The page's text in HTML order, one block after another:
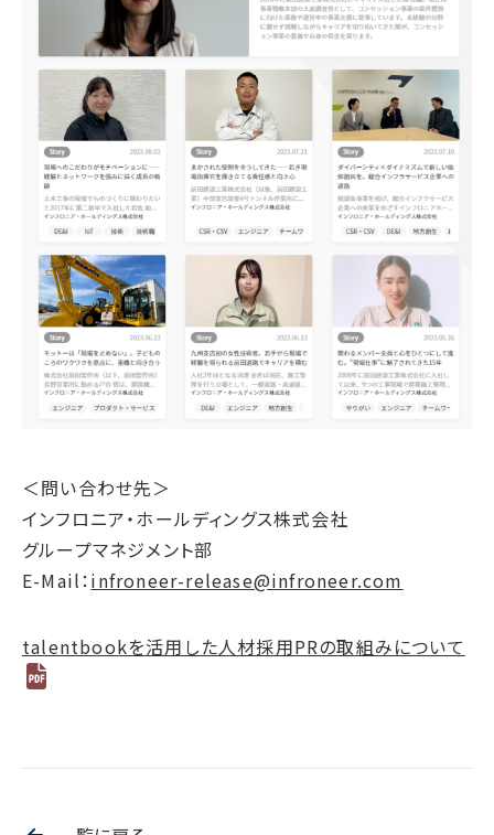
＜問い合わせ先＞
インフロニア・ホールディングス株式会社
グループマネジメント部
E-Mail：infroneer-release@infroneer.com
talentbookを活用した人材採用PRの取組みについて